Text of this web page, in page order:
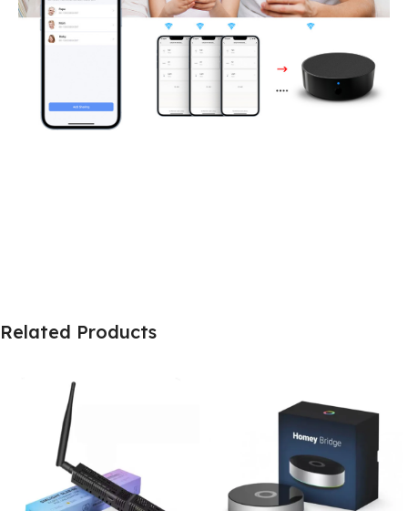
Related Products